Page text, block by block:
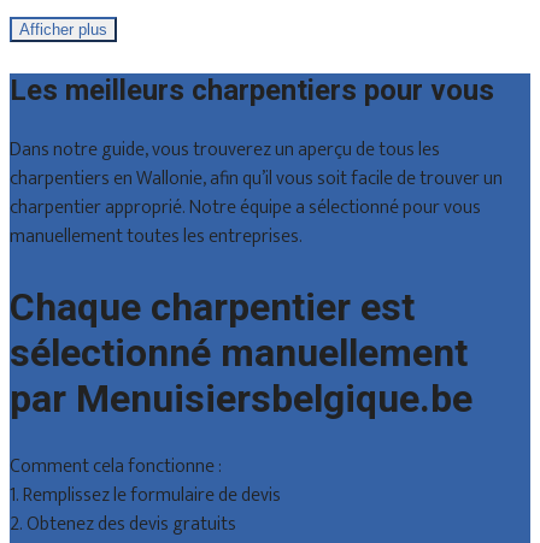
Afficher plus
Les meilleurs charpentiers pour vous
Dans notre guide, vous trouverez un aperçu de tous les
charpentiers en Wallonie, afin qu’il vous soit facile de trouver un
charpentier approprié. Notre équipe a sélectionné pour vous
manuellement toutes les entreprises.
Chaque charpentier est
sélectionné manuellement
par Menuisiersbelgique.be
Comment cela fonctionne :
1. Remplissez le formulaire de devis
2. Obtenez des devis gratuits